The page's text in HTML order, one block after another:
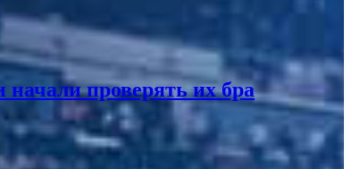
начали проверять их бра